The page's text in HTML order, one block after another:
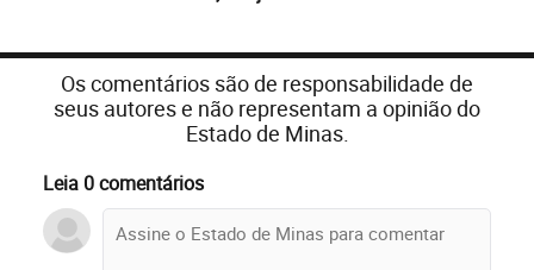
Os comentários são de responsabilidade de
seus autores e não representam a opinião do
Estado de Minas.
Leia 0 comentários